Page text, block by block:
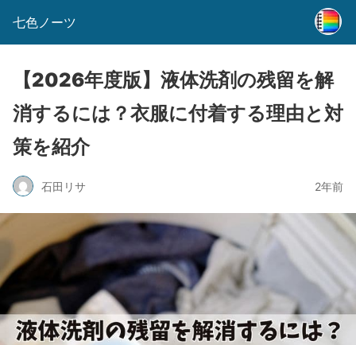
七色ノーツ
【2026年度版】液体洗剤の残留を解
消するには？衣服に付着する理由と対
策を紹介
石田リサ 2年前